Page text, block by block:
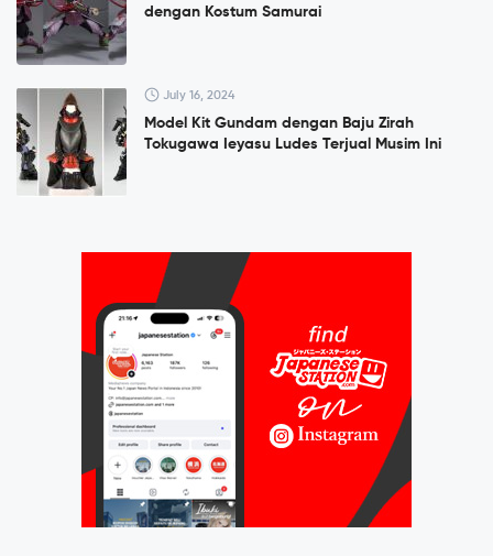
dengan Kostum Samurai
July 16, 2024
Model Kit Gundam dengan Baju Zirah
Tokugawa Ieyasu Ludes Terjual Musim Ini